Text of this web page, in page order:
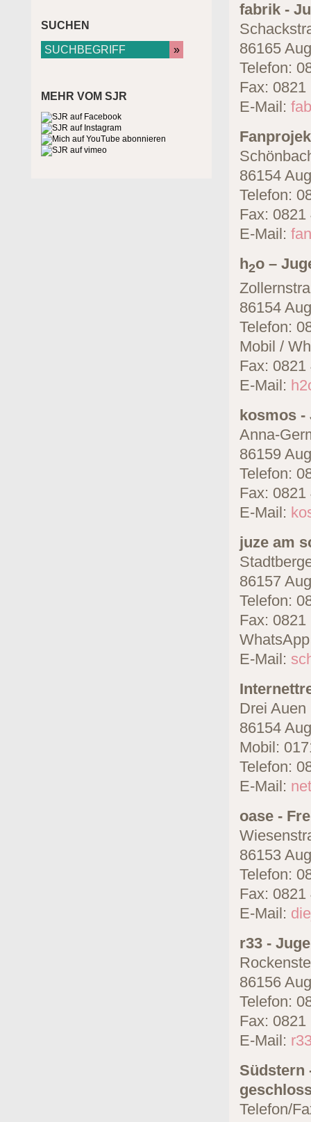
SUCHEN
MEHR VOM SJR
fabrik -
86165
Telefon:
Fax: 0821
E-Mail:
86154
Telefon:
Fax: 0821
E-Mail:
h2o –
86154
Telefon:
Mobil /
Fax: 0821
E-Mail:
kosmos -
Anna-
86159
Telefon:
Fax: 0821
E-Mail:
juze am
86157
Telefon:
Fax: 0821
E-Mail:
Drei Auen
86154
Mobil:
Telefon:
E-Mail:
oase -
86153
Telefon:
Fax: 0821
E-Mail:
r33 -
86156
Telefon:
Fax: 0821
E-Mail:
Südstern
Telefon/